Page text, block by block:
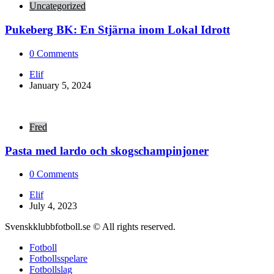
Uncategorized
Pukeberg BK: En Stjärna inom Lokal Idrott
0 Comments
Posted
by
Elif
January 5, 2024
Fred
Pasta med lardo och skogschampinjoner
0 Comments
Posted
by
Elif
July 4, 2023
Svenskklubbfotboll.se © All rights reserved.
Fotboll
Fotbollsspelare
Fotbollslag